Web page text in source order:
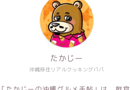
沖縄移住リアルクッキングパパ
たかじー